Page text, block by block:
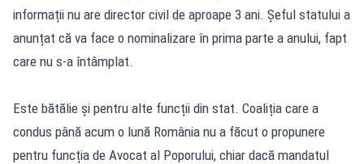
informații nu are director civil de aproape 3 ani. Șeful statului a
anunțat că va face o nominalizare în prima parte a anului, fapt
care nu s-a întâmplat.
Este bătălie și pentru alte funcții din stat. Coaliția care a
condus până acum o lună România nu a făcut o propunere
pentru funcția de Avocat al Poporului, chiar dacă mandatul